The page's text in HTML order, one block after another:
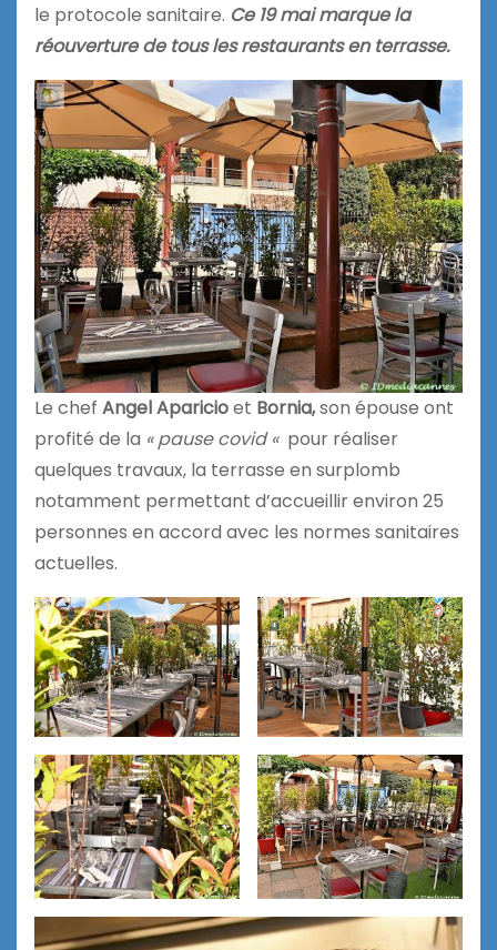
le protocole sanitaire. Ce 19 mai marque la
réouverture de tous les restaurants en terrasse.
Le chef Angel Aparicioet Bornia,son épouse ont
profité de la « pause covid « pour réaliser
quelques travaux, la terrasse en surplomb
notamment permettant d’accueillir environ 25
personnes en accord avec les normes sanitaires
actuelles.